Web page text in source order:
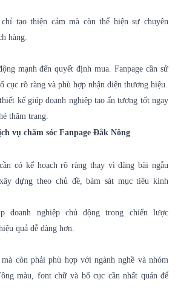
tạo thiện cảm mà còn thể hiện sự chuyên
hàng.
mạnh đến quyết định mua. Fanpage cần sử
cục rõ ràng và phù hợp nhận diện thương hiệu.
kế giúp doanh nghiệp tạo ấn tượng tốt ngay
thăm trang.
vụ chăm sóc Fanpage Đắk Nông
có kế hoạch rõ ràng thay vì đăng bài ngẫu
dựng theo chủ đề, bám sát mục tiêu kinh
doanh nghiệp chủ động trong chiến lược
quả dễ dàng hơn.
còn phải phù hợp với ngành nghề và nhóm
màu, font chữ và bố cục cần nhất quán để